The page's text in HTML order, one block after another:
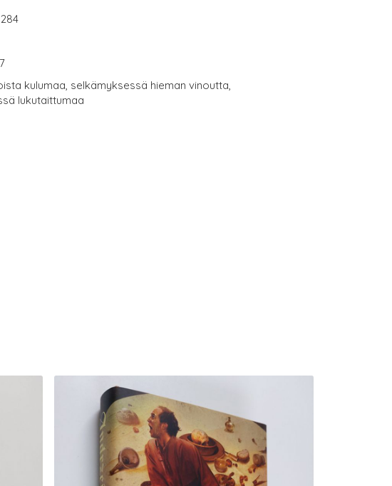
kulumaa, selkämyksessä hieman vinoutta,
lukutaittumaa